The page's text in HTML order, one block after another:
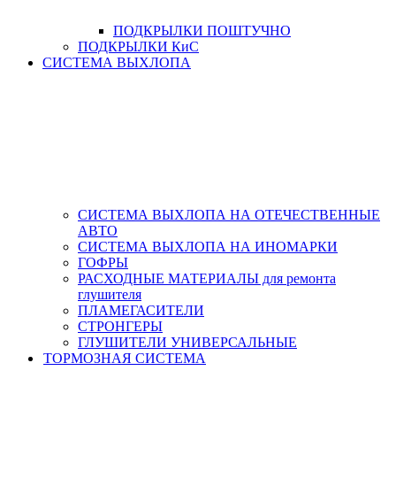
ПОДКРЫЛКИ ПОШТУЧНО
ПОДКРЫЛКИ КиС
СИСТЕМА ВЫХЛОПА
СИСТЕМА ВЫХЛОПА НА ОТЕЧЕСТВЕННЫЕ
АВТО
СИСТЕМА ВЫХЛОПА НА ИНОМАРКИ
ГОФРЫ
РАСХОДНЫЕ МАТЕРИАЛЫ для ремонта
глушителя
ПЛАМЕГАСИТЕЛИ
СТРОНГЕРЫ
ГЛУШИТЕЛИ УНИВЕРСАЛЬНЫЕ
ТОРМОЗНАЯ СИСТЕМА